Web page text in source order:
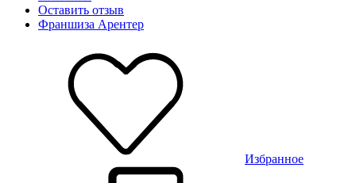
Оставить отзыв
Франшиза Арентер
Избранное